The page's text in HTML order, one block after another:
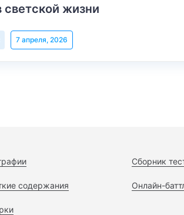
светской жизни
7 апреля, 2026
содержания
Сборник
Онлайн-